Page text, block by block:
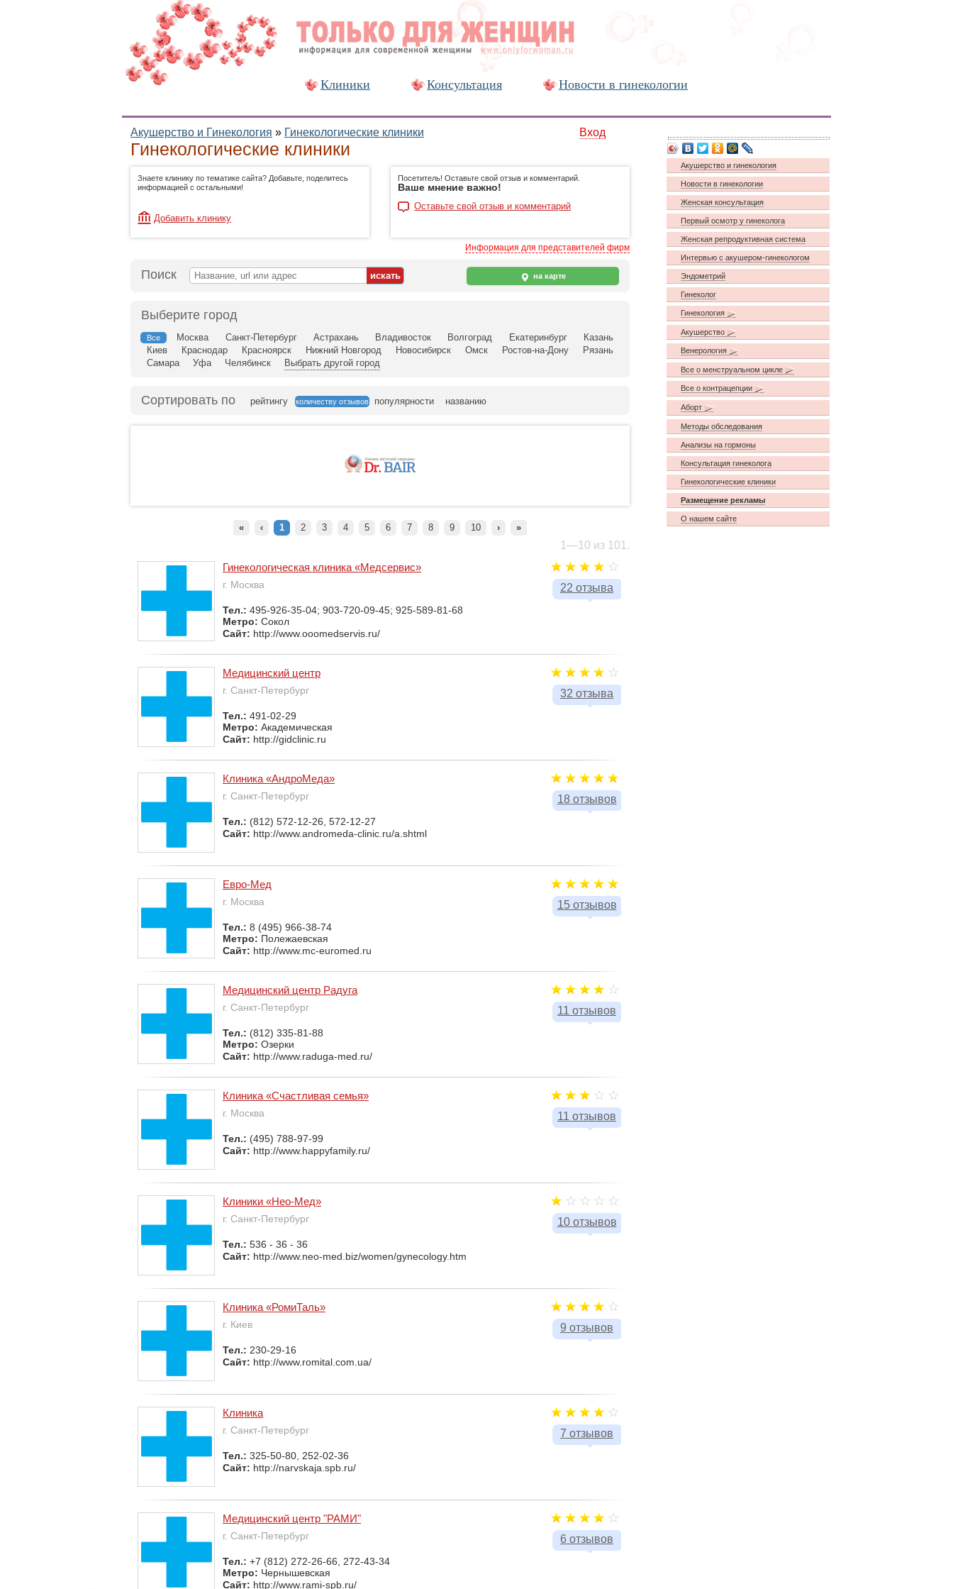
Клиники Консультация Новости в гинекологии
Акушерство и Гинекология » Гинекологические клиники Вход
Гинекологические клиники
Знаете клинику по тематике сайта? Добавьте, поделитесь
информацией с остальными!
Добавить клинику
Посетитель! Оставьте свой отзыв и комментарий.
Ваше мнение важно!
Оставьте свой отзыв и комментарий
Информация для представителей фирм
Поиск на карте
Выберите город
Все Москва Санкт-Петербург Астрахань Владивосток Волгоград Екатеринбург
Казань
Киев
Краснодар Красноярск Нижний Новгород Новосибирск Омск Ростов-на-Дону
Рязань
Самара
Уфа Челябинск Выбрать другой город
Сортировать по рейтингу количеству отзывов популярности названию
« ‹ 1 2 3 4 5 6 7 8 9 10 › »
1—10 из 101.
22 отзыва
Гинекологическая клиника «Медсервис»
г. Москва
Тел.: 495-926-35-04; 903-720-09-45; 925-589-81-68
Метро: Сокол
Сайт: http://www.ooomedservis.ru/
32 отзыва
Медицинский центр
г. Санкт-Петербург
Тел.: 491-02-29
Метро: Академическая
Сайт: http://gidclinic.ru
18 отзывов
Клиника «АндроМеда»
г. Санкт-Петербург
Тел.: (812) 572-12-26, 572-12-27
Сайт: http://www.andromeda-clinic.ru/a.shtml
15 отзывов
Евро-Мед
г. Москва
Тел.: 8 (495) 966-38-74
Метро: Полежаевская
Сайт: http://www.mc-euromed.ru
11 отзывов
Медицинский центр Радуга
г. Санкт-Петербург
Тел.: (812) 335-81-88
Метро: Озерки
Сайт: http://www.raduga-med.ru/
11 отзывов
Клиника «Счастливая семья»
г. Москва
Тел.: (495) 788-97-99
Сайт: http://www.happyfamily.ru/
10 отзывов
Клиники «Нео-Мед»
г. Санкт-Петербург
Тел.: 536 - 36 - 36
Сайт: http://www.neo-med.biz/women/gynecology.htm
9 отзывов
Клиника «РомиТаль»
г. Киев
Тел.: 230-29-16
Сайт: http://www.romital.com.ua/
7 отзывов
Клиника
г. Санкт-Петербург
Тел.: 325-50-80, 252-02-36
Сайт: http://narvskaja.spb.ru/
6 отзывов
Медицинский центр "РАМИ"
г. Санкт-Петербург
Тел.: +7 (812) 272-26-66, 272-43-34
Метро: Чернышевская
Сайт: http://www.rami-spb.ru/
Акушерство и гинекология
Новости в гинекологии
Женская консультация
Первый осмотр у гинеколога
Женская репродуктивная система
Интервью с акушером-гинекологом
Эндометрий
Гинеколог
Гинекология
Акушерство
Венерология
Все о менструальном цикле
Все о контрацепции
Аборт
Методы обследования
Анализы на гормоны
Консультация гинеколога
Гинекологические клиники
Размещение рекламы
О нашем сайте